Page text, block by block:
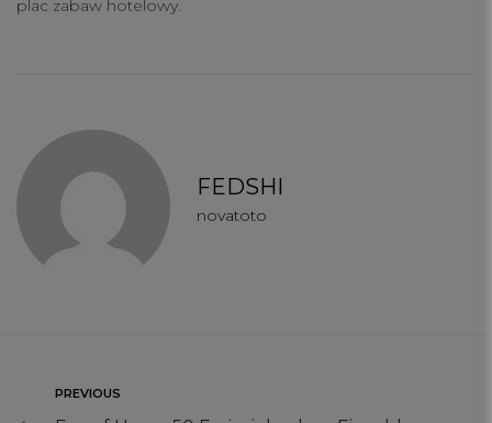
plac zabaw hotelowy.
FEDSHI
novatoto
PREVIOUS